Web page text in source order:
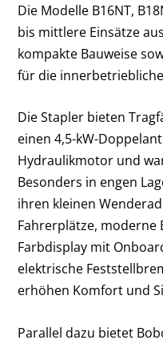
Die Modelle B16NT,
bis mittlere Einsätze
kompakte Bauweise
für die
Die Stapler bieten
einen 4,5-kW-
Hydraulikmotor und
Besonders in engen
ihren kleinen
Fahrerplätze, moderne
Farbdisplay mit
elektrische
erhöhen Komfort und
Parallel dazu bietet